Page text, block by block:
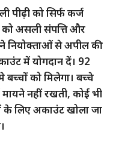
पीढ़ी को सिर्फ कर्ज
को असली संपत्ति और
नियोक्ताओं से अपील की
में योगदान दें। 92
बच्चों को मिलेगा। बच्चे
मायने नहीं रखती, कोई भी
के लिए अकाउंट खोला जा